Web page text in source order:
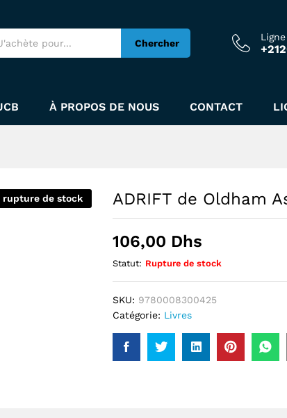
Chercher
À PROPOS DE NOUS CONTACT
rupture de stock ADRIFT de Oldham
106,00 Dhs
Statut: Rupture de stock
SKU: 9780008300425
Catégorie: Livres